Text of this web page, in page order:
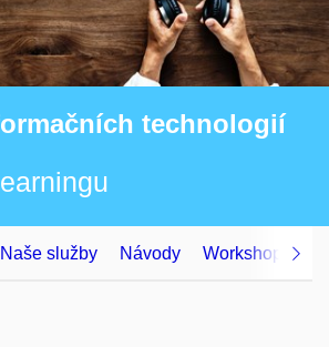
technologií
Naše služby Návody Workshopy